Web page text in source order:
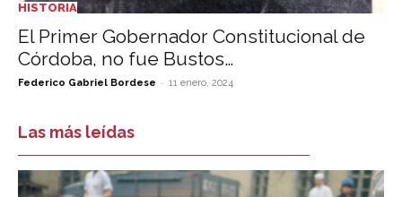
HISTORIA
El Primer Gobernador Constitucional de
Córdoba, no fue Bustos…
Federico Gabriel Bordese - 11 enero, 2024
Las más leídas